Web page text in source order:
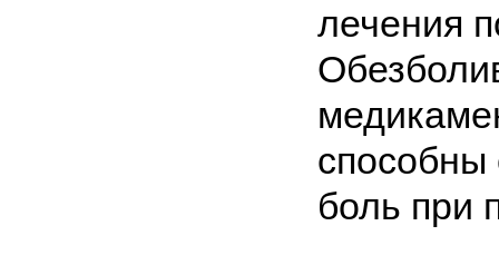
лечения
способны
боль при